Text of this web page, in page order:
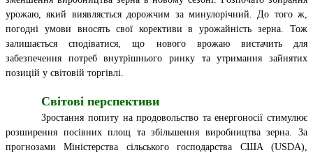
урожаю, який виявляється дорожчим за минулорічний. До того ж,
погодні умови вносять свої корективи в урожайність зерна. Тож
залишається сподіватися, що нового врожаю вистачить для
забезпечення потреб внутрішнього ринку та утримання зайнятих
позицій у світовій торгівлі.
Світові перспективи
Зростання попиту на продовольство та енергоносії стимулює
розширення посівних площ та збільшення виробництва зерна. За
прогнозами Міністерства сільського господарства США (USDA),